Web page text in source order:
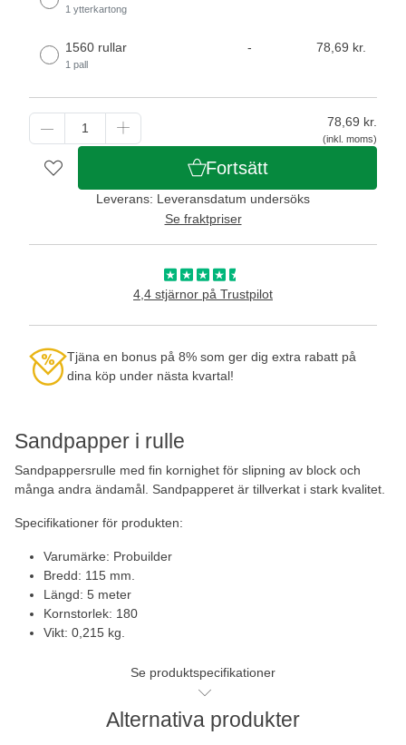
Sandpapper i rulle
Sandpappersrulle med fin kornighet för slipning av block och
många andra ändamål. Sandpapperet är tillverkat i stark kvalitet.
Specifikationer för produkten:
Varumärke: Probuilder
Bredd: 115 mm.
Längd: 5 meter
Kornstorlek: 180
Vikt: 0,215 kg.
Se produktspecifikationer
1 ytterkartong
1560 rullar
1 pall
- 78,69 kr.
78,69 kr.
(inkl. moms)
Fortsätt
Leverans: Leveransdatum undersöks
Se fraktpriser
4,4 stjärnor på Trustpilot
Tjäna en bonus på 8% som ger dig extra rabatt på
dina köp under nästa kvartal!
Alternativa produkter